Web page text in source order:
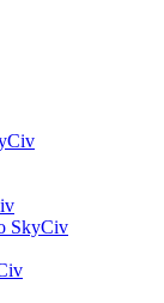
SkyCiv